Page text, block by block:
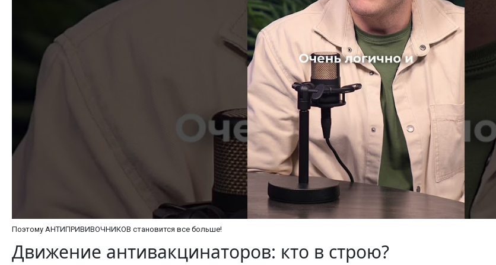
Поэтому АНТИПРИВИВОЧНИКОВ становится все больше!
Движение антивакцинаторов: кто в строю?